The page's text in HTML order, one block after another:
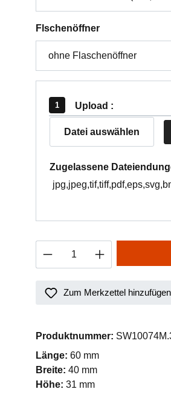
Flschenöffnerauswählen
Upload :
Datei auswählen
Zugelassene
Produkt Anzahl:
Zum Merkzettel hinzufügen
Produktnummer:
Länge: 60 mm
Breite: 40 mm
Höhe: 31 mm